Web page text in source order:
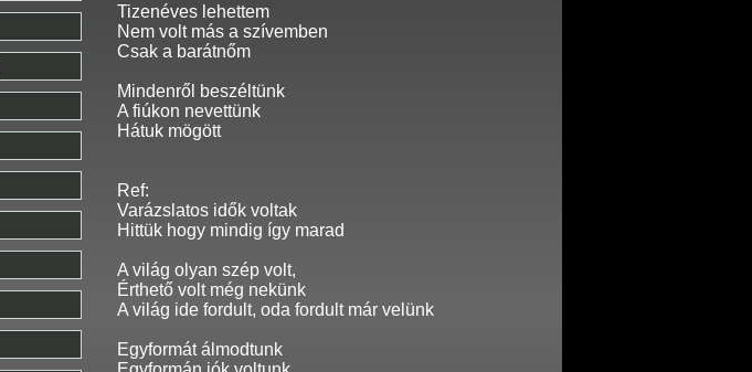
Tizenéves lehettem
Nem volt más a szívemben
Csak a barátnőm
Mindenről beszéltünk
A fiúkon nevettünk
Hátuk mögött
Ref:
Varázslatos idők voltak
Hittük hogy mindig így marad
A világ olyan szép volt,
Érthető volt még nekünk
A világ ide fordult, oda fordult már velünk
Egyformát álmodtunk